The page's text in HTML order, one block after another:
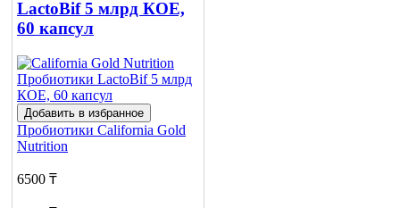
LactoBif 5 млрд КОЕ,
60 капсул
Добавить в избранное
Пробиотики California Gold
Nutrition
6500 ₸